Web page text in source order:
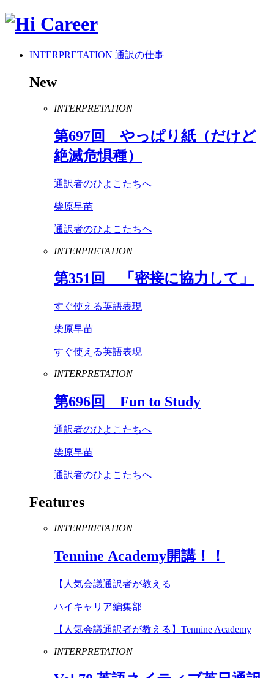
INTERPRETATION 通訳の仕事
New
INTERPRETATION
第697回 やっぱり紙（だけど
絶滅危惧種）
通訳者のひよこたちへ
柴原早苗
通訳者のひよこたちへ
INTERPRETATION
第351回 「密接に協力して」
すぐ使える英語表現
柴原早苗
すぐ使える英語表現
INTERPRETATION
第696回 Fun to Study
通訳者のひよこたちへ
柴原早苗
通訳者のひよこたちへ
Features
INTERPRETATION
Tennine Academy開講！！
【人気会議通訳者が教える
ハイキャリア編集部
【人気会議通訳者が教える】Tennine Academy
INTERPRETATION